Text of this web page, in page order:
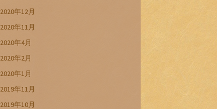
2020年12月
2020年11月
2020年4月
2020年2月
2020年1月
2019年11月
2019年10月